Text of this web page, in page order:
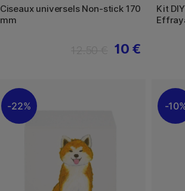
Ciseaux universels Non-stick 170
mm
10 €
Kit
22%